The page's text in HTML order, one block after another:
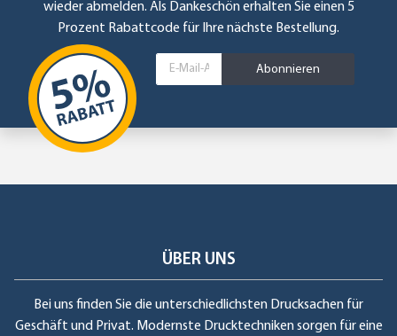
wieder abmelden. Als Dankeschön erhalten Sie einen 5
Prozent Rabattcode für Ihre nächste Bestellung.
Abonnieren
ÜBER UNS
Bei uns finden Sie die unterschiedlichsten Drucksachen für
Geschäft und Privat. Modernste Drucktechniken sorgen für eine